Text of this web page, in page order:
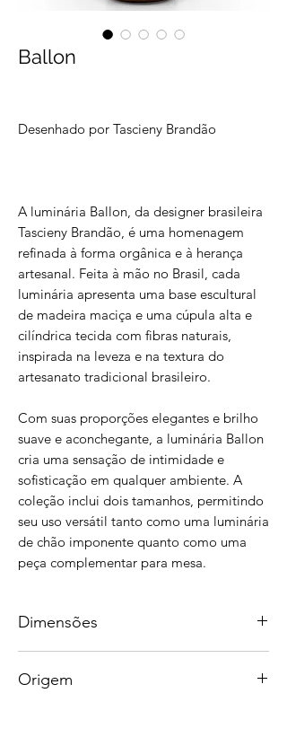
Ballon
Desenhado por Tascieny Brandão
A luminária Ballon, da designer brasileira
Tascieny Brandão, é uma homenagem
refinada à forma orgânica e à herança
artesanal. Feita à mão no Brasil, cada
luminária apresenta uma base escultural
de madeira maciça e uma cúpula alta e
cilíndrica tecida com fibras naturais,
inspirada na leveza e na textura do
artesanato tradicional brasileiro.
Com suas proporções elegantes e brilho
suave e aconchegante, a luminária Ballon
cria uma sensação de intimidade e
sofisticação em qualquer ambiente. A
coleção inclui dois tamanhos, permitindo
seu uso versátil tanto como uma luminária
de chão imponente quanto como uma
peça complementar para mesa.
Dimensões
Altura: 180 cm
Origem